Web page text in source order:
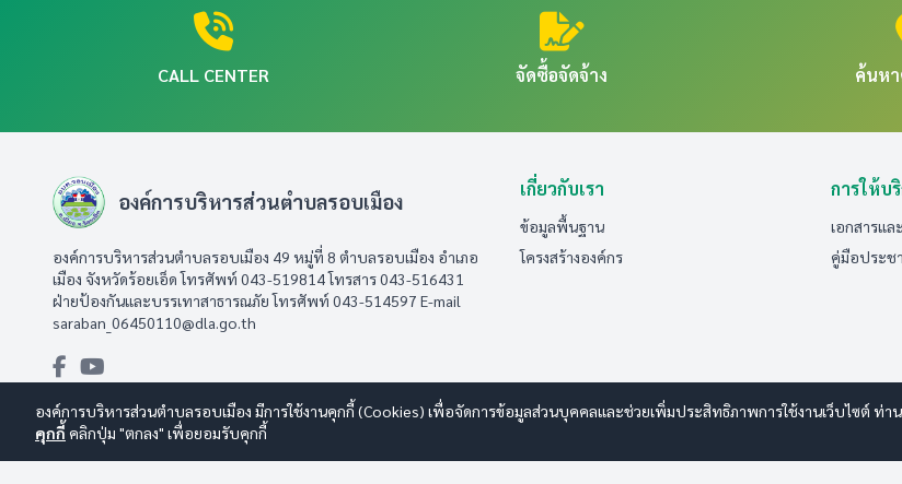
CALL CENTER จัดซื้อจัดจ้าง ค้นห
องค์การบริหารส่วนตำบลรอบเมือง
องค์การบริหารส่วนตำบลรอบเมือง 49 หมู่ที่ 8 ตำบลรอบเมือง อำเภอ
เมือง จังหวัดร้อยเอ็ด โทรศัพท์ 043-519814 โทรสาร 043-516431​
ฝ่ายป้องกันและบรรเทาสาธารณภัย โทรศัพท์ 043-514597 E-mail
saraban_06450110@dla.go.th
เกี่ยวกับเรา
ข้อมูลพื้นฐาน
โครงสร้างองค์กร
การให้บ
เอกสารแล
คู่มือประช
องค์การบริหารส่วนตำบลรอบเมือง มีการใช้งานคุกกี้ (Cookies) เพื่อจัดการข้อมูลส่วนบุคคลและช่วยเพิ่มประสิทธิภาพการใช้งานเว็บไซต์ ท่า
คุกกี้ คลิกปุ่ม "ตกลง" เพื่อยอมรับคุกกี้